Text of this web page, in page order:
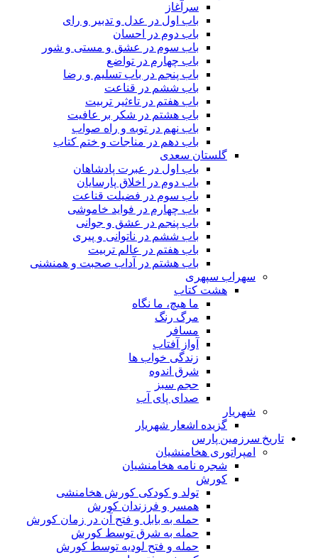
سرآغاز
باب اول در عدل و تدبیر و رای
باب دوم در احسان
باب سوم در عشق و مستی و شور
باب چهارم در تواضع
باب پنجم در باب تسلیم و رضا
باب ششم در قناعت
باب هفتم در تاءثیر تربیت
باب هشتم در شکر بر عافیت
باب نهم در توبه و راه صواب
باب دهم در مناجات و ختم کتاب
گلستان سعدی
باب اول در عبرت پادشاهان
باب دوم در اخلاق پارسایان
باب سوم در فضیلت قناعت
باب چهارم در فواید خاموشى
باب پنجم در عشق و جوانى
باب ششم در ناتوانى و پیرى
باب هفتم در عالم تربیت
باب هشتم در آداب صحبت و همنشنى
سهراب سپهری
هشت کتاب
ما هیچ، ما نگاه
مرگ رنگ
مسافر
آواز آفتاب
زندگی خواب ها
شرق اندوه
حجم سبز
صدای پای آب
شهریار
گزیده اشعار شهریار
تاریخ سرزمین پارس
امپراتوری هخامنشیان
شجره نامه هخامنشیان
کورش
تولد و کودکی کورش هخامنشی
همسر و فرزندان کورش
حمله به بابل و فتح آن در زمان کورش
حمله به شرق توسط کورش
حمله و فتح لودیه توسط کورش